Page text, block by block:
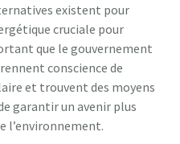
existent pour
cruciale pour
que le gouvernement
conscience de
et trouvent des moyens
garantir un avenir plus
l’environnement.